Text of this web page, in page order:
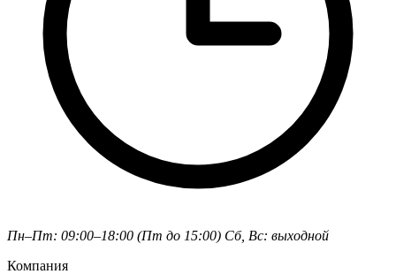
Пн–Пт: 09:00–18:00 (Пт до 15:00) Сб, Вс: выходной
Компания